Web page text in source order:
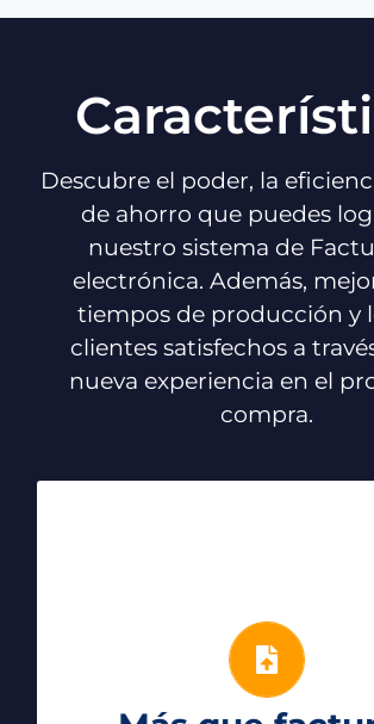
Descubre el poder, la
de ahorro que puedes
nuestro sistema de
electrónica. Además,
tiempos de producción y
clientes satisfechos a
nueva experiencia en el
compra.
Contamos con envío de
electrónicos regulados por
como: